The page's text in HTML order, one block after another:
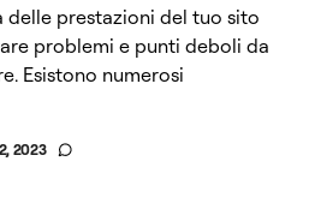
delle prestazioni del tuo sito
problemi e punti deboli da
Esistono numerosi
2023